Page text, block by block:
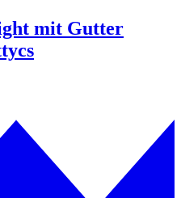
mit Gutter